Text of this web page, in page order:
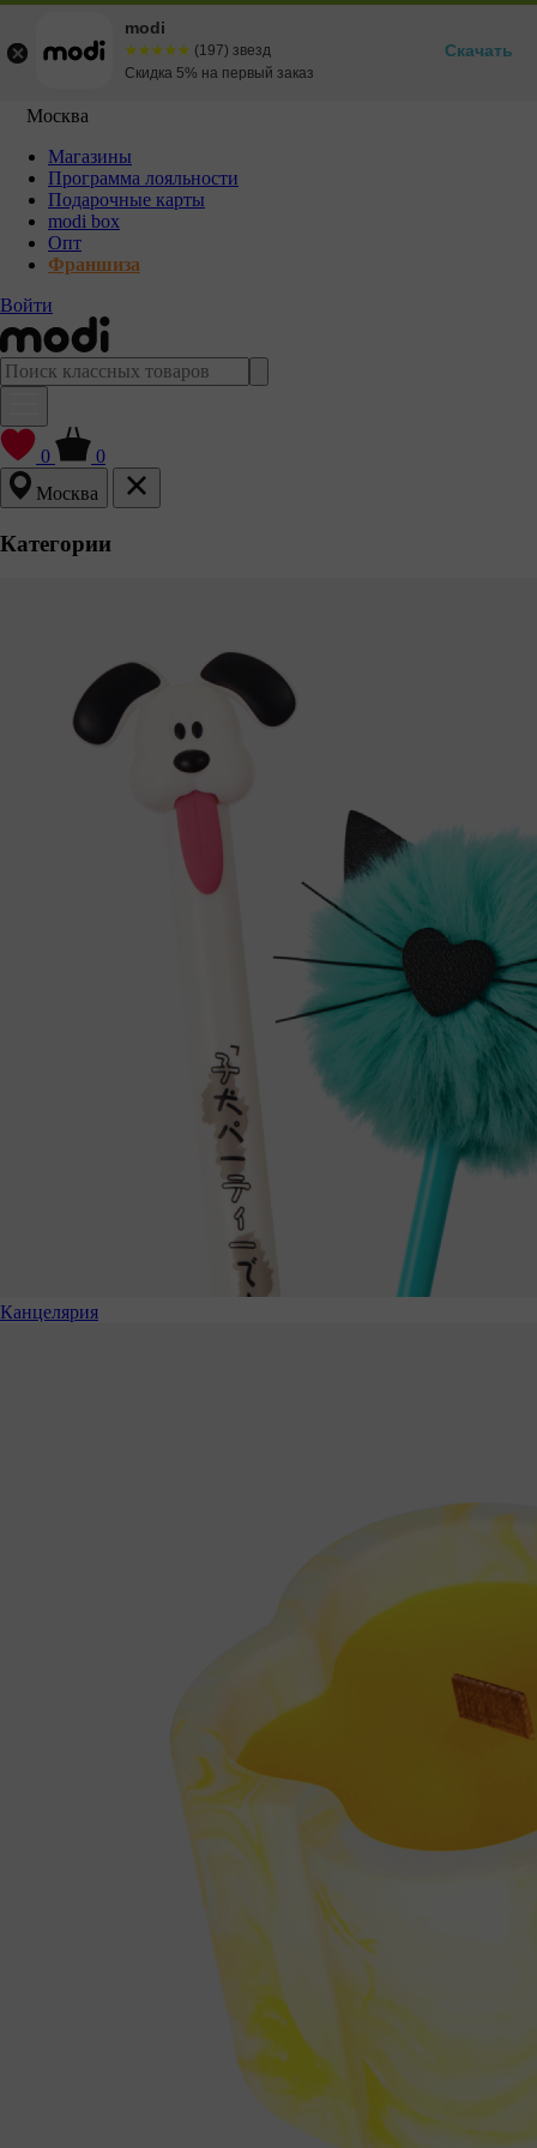
Москва
Магазины
Программа лояльности
Подарочные карты
modi box
Опт
Франшиза
Войти
0
0
Москва
Категории
Канцелярия
modi
☆☆☆☆☆
★★★★★ (197) звезд
Скидка 5% на первый заказ
Скачать